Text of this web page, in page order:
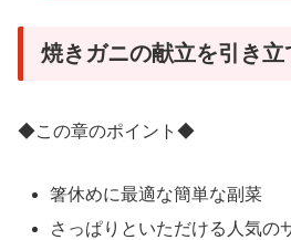
焼きガニの献立を引き
◆この章のポイント◆
箸休めに最適な簡単な副菜
さっぱりといただける人気の